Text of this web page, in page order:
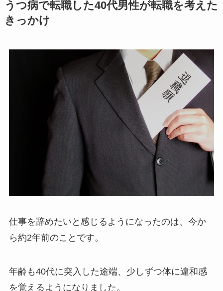
うつ病で転職した40代男性が転職を考えた
きっかけ
仕事を辞めたいと感じるようになったのは、今か
ら約2年前のことです。
年齢も40代に突入した途端、少しずつ体に違和感
を覚えるようになりました。